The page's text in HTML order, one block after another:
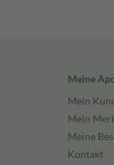
Meine
Mein
Mein
Meine
Kontakt